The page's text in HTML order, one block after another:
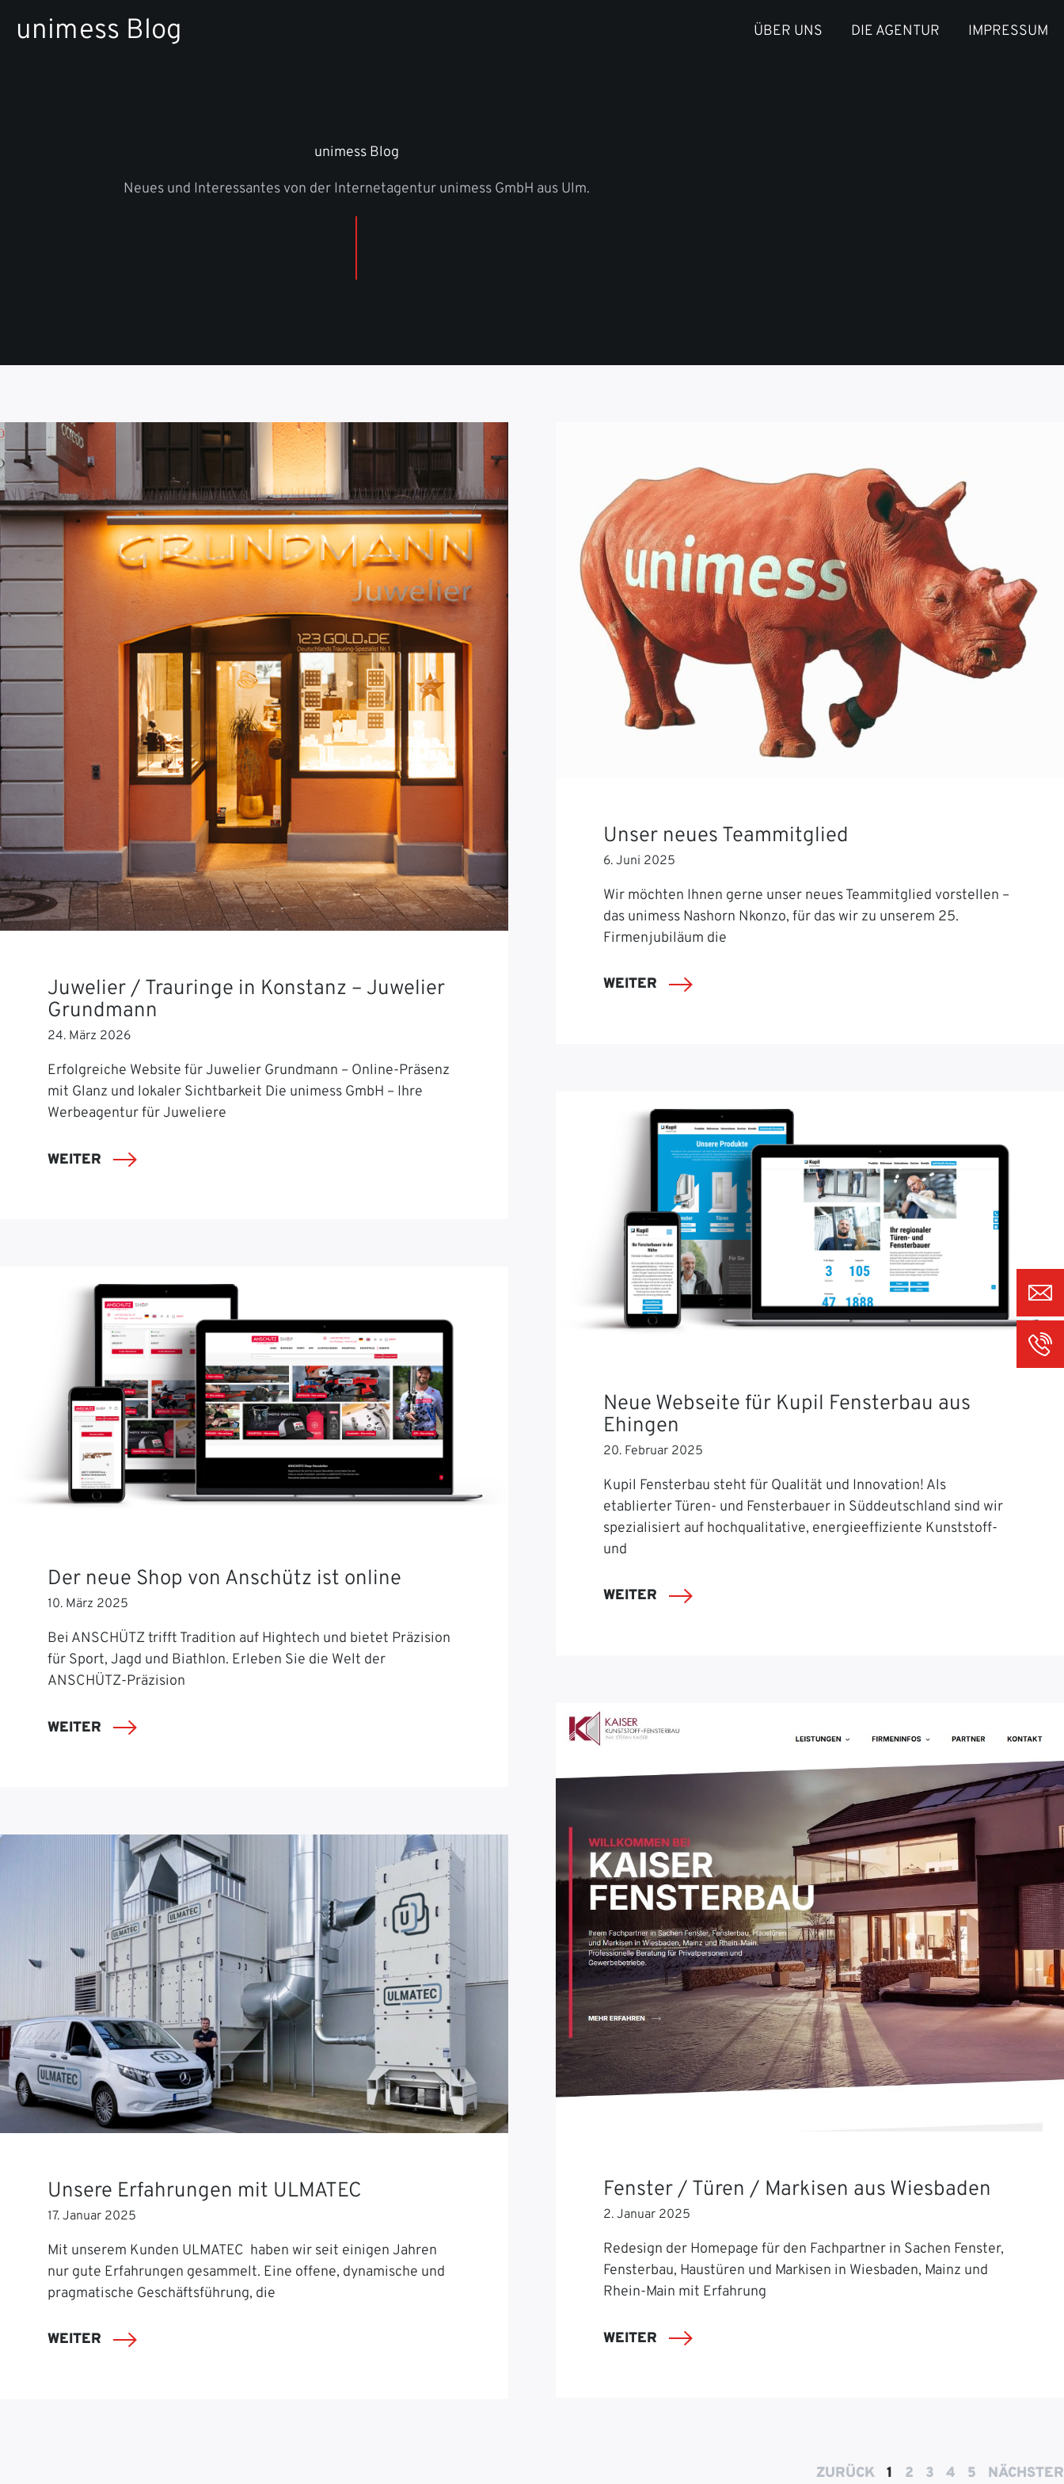
Inhaltunimess Blog ÜBER UNS DIE AGENTUR IMPRESSUM
unimess Blog
Neues und Interessantes von der Internetagentur unimess GmbH aus Ulm.
Juwelier / Trauringe in Konstanz – Juwelier
Grundmann
24. März 2026
Erfolgreiche Website für Juwelier Grundmann – Online-Präsenz
mit Glanz und lokaler Sichtbarkeit Die unimess GmbH – Ihre
Werbeagentur für Juweliere
WEITER
Unser neues Teammitglied
6. Juni 2025
Wir möchten Ihnen gerne unser neues Teammitglied vorstellen –
das unimess Nashorn Nkonzo, für das wir zu unserem 25.
Firmenjubiläum die
WEITER
Der neue Shop von Anschütz ist online
10. März 2025
Bei ANSCHÜTZ trifft Tradition auf Hightech und bietet Präzision
für Sport, Jagd und Biathlon. Erleben Sie die Welt der
ANSCHÜTZ-Präzision
WEITER
Neue Webseite für Kupil Fensterbau aus
Ehingen
20. Februar 2025
Kupil Fensterbau steht für Qualität und Innovation! Als
etablierter Türen- und Fensterbauer in Süddeutschland sind wir
spezialisiert auf hochqualitative, energieeffiziente Kunststoff-
und
WEITER
Unsere Erfahrungen mit ULMATEC
17. Januar 2025
Mit unserem Kunden ULMATEC haben wir seit einigen Jahren
nur gute Erfahrungen gesammelt. Eine offene, dynamische und
pragmatische Geschäftsführung, die
WEITER
Fenster / Türen / Markisen aus Wiesbaden
2. Januar 2025
Redesign der Homepage für den Fachpartner in Sachen Fenster,
Fensterbau, Haustüren und Markisen in Wiesbaden, Mainz und
Rhein-Main mit Erfahrung
WEITER
ZURÜCK 1 2 3 4 5 NÄCHSTER